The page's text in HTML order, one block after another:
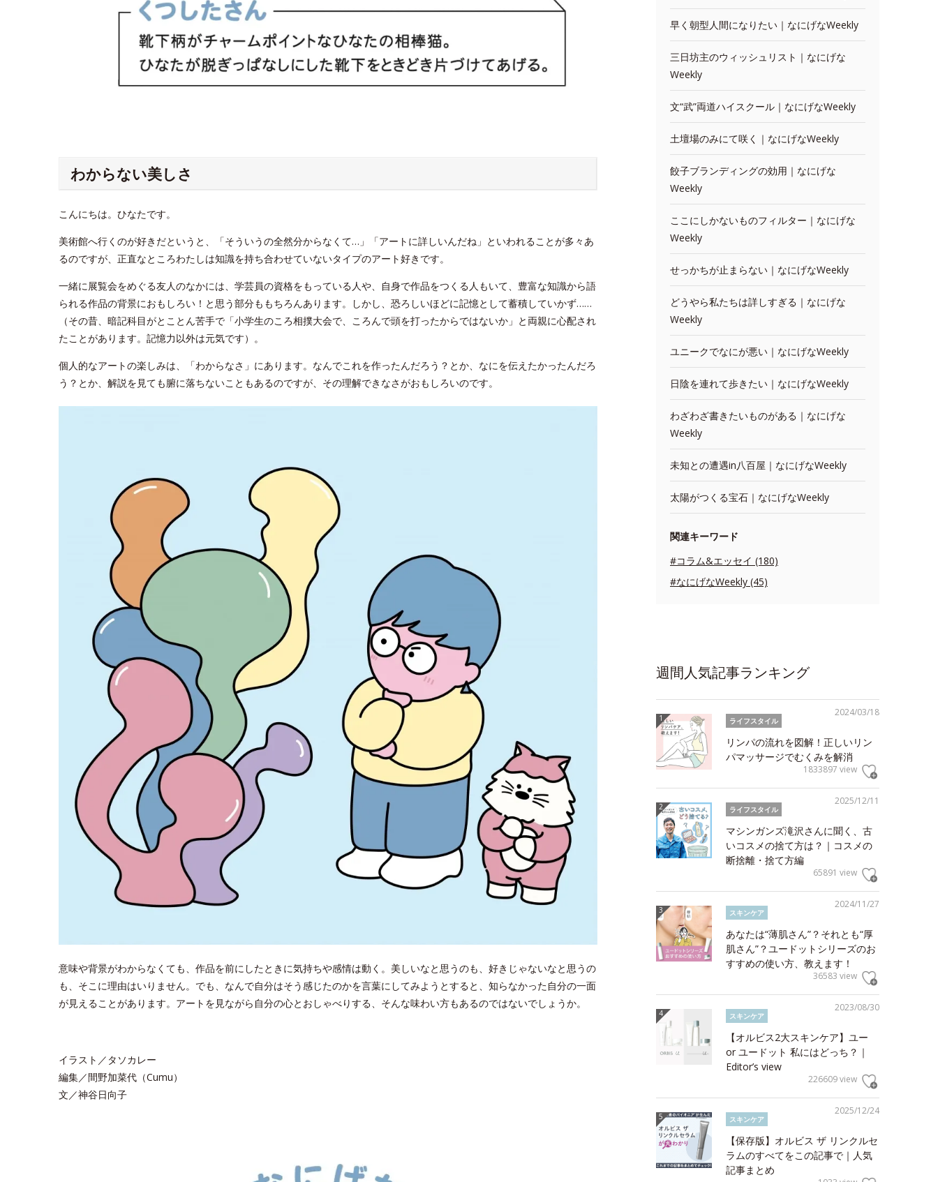
わからない美しさ
こんにちは。ひなたです。
美術館へ行くのが好きだというと、「そういうの全然分からなくて…」「アートに詳しいんだね」といわれることが多々あ
るのですが、正直なところわたしは知識を持ち合わせていないタイプのアート好きです。
一緒に展覧会をめぐる友人のなかには、学芸員の資格をもっている人や、自身で作品をつくる人もいて、豊富な知識から語
られる作品の背景におもしろい！と思う部分ももちろんあります。しかし、恐ろしいほどに記憶として蓄積していかず……
（その昔、暗記科目がとことん苦手で「小学生のころ相撲大会で、ころんで頭を打ったからではないか」と両親に心配され
たことがあります。記憶力以外は元気です）。
個人的なアートの楽しみは、「わからなさ」にあります。なんでこれを作ったんだろう？とか、なにを伝えたかったんだろ
う？とか、解説を見ても腑に落ちないこともあるのですが、その理解できなさがおもしろいのです。
意味や背景がわからなくても、作品を前にしたときに気持ちや感情は動く。美しいなと思うのも、好きじゃないなと思うの
も、そこに理由はいりません。でも、なんで自分はそう感じたのかを言葉にしてみようとすると、知らなかった自分の一面
が見えることがあります。アートを見ながら自分の心とおしゃべりする、そんな味わい方もあるのではないでしょうか。
イラスト／タソカレー
編集／間野加菜代（Cumu）
文／神谷日向子
早く朝型人間になりたい｜なにげなWeekly
三日坊主のウィッシュリスト｜なにげな
Weekly
文“武”両道ハイスクール｜なにげなWeekly
土壇場のみにて咲く｜なにげなWeekly
餃子ブランディングの効用｜なにげな
Weekly
ここにしかないものフィルター｜なにげな
Weekly
せっかちが止まらない｜なにげなWeekly
どうやら私たちは詳しすぎる｜なにげな
Weekly
ユニークでなにが悪い｜なにげなWeekly
日陰を連れて歩きたい｜なにげなWeekly
わざわざ書きたいものがある｜なにげな
Weekly
未知との遭遇in八百屋｜なにげなWeekly
太陽がつくる宝石｜なにげなWeekly
関連キーワード
#コラム&エッセイ (180)
#なにげなWeekly (45)
週間人気記事ランキング
2024/03/18
ライフスタイル
リンパの流れを図解！正しいリン
パマッサージでむくみを解消
1833897 view
2025/12/11
ライフスタイル
マシンガンズ滝沢さんに聞く、古
いコスメの捨て方は？｜コスメの
断捨離・捨て方編
65891 view
2024/11/27
スキンケア
あなたは“薄肌さん”？それとも“厚
肌さん”？ユードットシリーズのお
すすめの使い方、教えます！
36583 view
2023/08/30
スキンケア
【オルビス2大スキンケア】ユー
or ユードット 私にはどっち？｜
Editor’s view
226609 view
2025/12/24
スキンケア
【保存版】オルビス ザ リンクルセ
ラムのすべてをこの記事で｜人気
記事まとめ